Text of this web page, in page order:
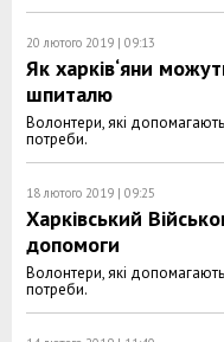
20 лютого 2019 | 09:13
Як харків‘яни
шпиталю
Волонтери, які
потреби.
18 лютого 2019 | 09:25
Харківський
допомоги
Волонтери, які
потреби.